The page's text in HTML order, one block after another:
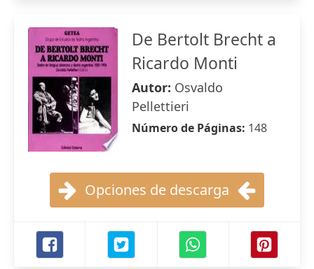
De Bertolt Brecht a
Ricardo Monti
Autor: Osvaldo
Pellettieri
Número de Páginas: 148
Opciones de descarga